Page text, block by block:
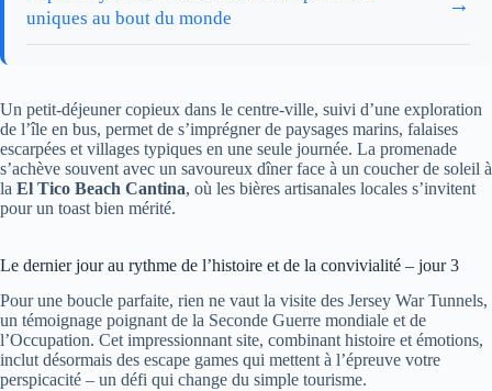
uniques au bout du monde
Un petit-déjeuner copieux dans le centre-ville, suivi d’une exploration
de l’île en bus, permet de s’imprégner de paysages marins, falaises
escarpées et villages typiques en une seule journée. La promenade
s’achève souvent avec un savoureux dîner face à un coucher de soleil à
la El Tico Beach Cantina, où les bières artisanales locales s’invitent
pour un toast bien mérité.
Le dernier jour au rythme de l’histoire et de la convivialité – jour 3
Pour une boucle parfaite, rien ne vaut la visite des Jersey War Tunnels,
un témoignage poignant de la Seconde Guerre mondiale et de
l’Occupation. Cet impressionnant site, combinant histoire et émotions,
inclut désormais des escape games qui mettent à l’épreuve votre
perspicacité – un défi qui change du simple tourisme.